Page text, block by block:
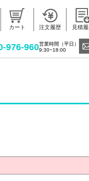
カート 注文履歴 見積
976-960営業時間（平日）
9:30~18:00